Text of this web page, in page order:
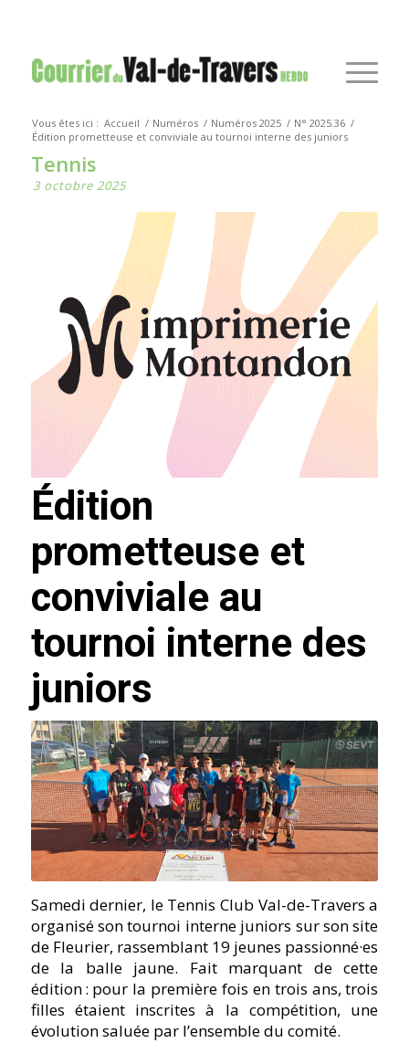
Vous êtes ici : Accueil / Numéros / Numéros 2025 / N° 2025.36 /
Édition prometteuse et conviviale au tournoi interne des juniors
Tennis
3 octobre 2025
Édition
prometteuse et
conviviale au
tournoi interne des
juniors
Samedi dernier, le Tennis Club Val-de-Travers a
organisé son tournoi interne juniors sur son site
de Fleurier, rassemblant 19 jeunes passionné·es
de la balle jaune. Fait marquant de cette
édition : pour la première fois en trois ans, trois
filles étaient inscrites à la compétition, une
évolution saluée par l’ensemble du comité.